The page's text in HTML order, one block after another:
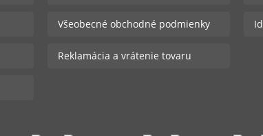
Všeobecné obchodné podmienky
Reklamácia a vrátenie tovaru